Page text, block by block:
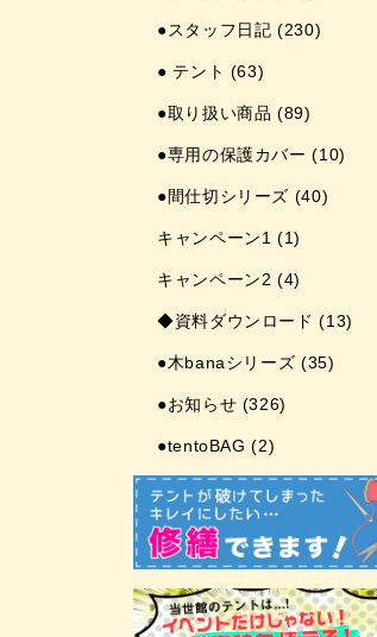
●スタッフ日記 (230)
● テント (63)
●取り扱い商品 (89)
●専用の保護カバー (10)
●間仕切シリーズ (40)
キャンペーン1 (1)
キャンペーン2 (4)
◆資料ダウンロード (13)
●木banaシリーズ (35)
●お知らせ (326)
●tentoBAG (2)